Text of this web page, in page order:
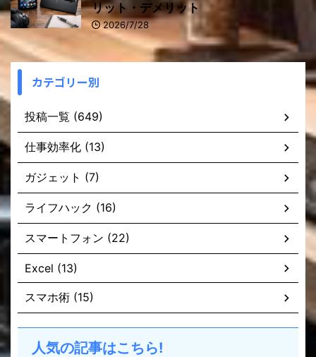
リット・デメリット
2026/7/28
カテゴリー別
投稿一覧 (649)
仕事効率化 (13)
ガジェット (7)
ライフハック (16)
スマートフォン (22)
Excel (13)
スマホ術 (15)
人気の記事はこちら!